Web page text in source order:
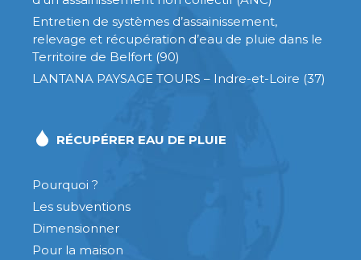
Entretien de systèmes d’assainissement,
relevage et récupération d’eau de pluie dans le
Territoire de Belfort (90)
LANTANA PAYSAGE TOURS – Indre-et-Loire (37)
RÉCUPÉRER EAU DE PLUIE
Pourquoi ?
Les subventions
Dimensionner
Pour la maison